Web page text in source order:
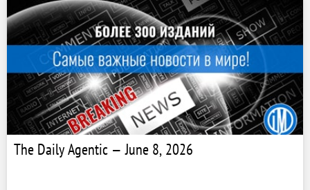
The Daily Agentic — June 8, 2026